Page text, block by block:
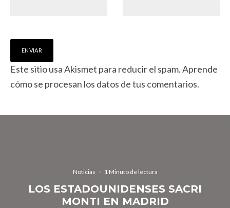
Este sitio usa Akismet para reducir el spam.Aprende
cómo se procesan los datos de tus comentarios.
Noticias · 1 Minuto de lectura
LOS ESTADOUNIDENSES SACRI
MONTI EN MADRID